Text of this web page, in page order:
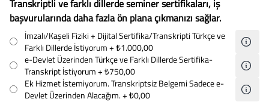
Transkriptli ve farklı dillerde seminer sertifikaları, iş
başvurularında daha fazla ön plana çıkmanızı sağlar.
İmzalı/Kaşeli Fiziki + Dijital Sertifika/Transkripti Türkçe ve
Farklı Dillerde İstiyorum+ ₺1.000,00
e-Devlet Üzerinden Türkçe ve Farklı Dillerde Sertifika-
Transkript İstiyorum+ ₺750,00
Ek Hizmet İstemiyorum. Transkriptsiz Belgemi Sadece e-
Devlet Üzerinden Alacağım.+ ₺0,00